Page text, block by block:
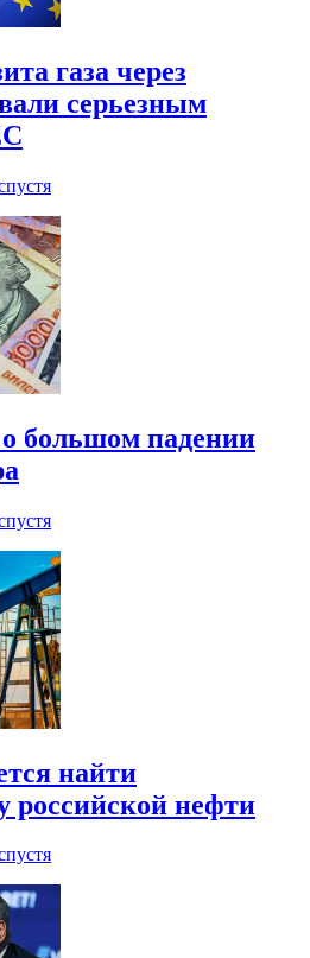
газа через
серьезным
большом падении
найти
российской нефти